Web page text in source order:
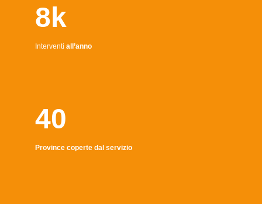
8k
Interventi all’anno
40
Province coperte dal servizio